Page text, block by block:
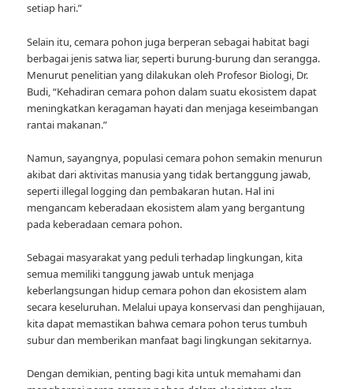
setiap hari.”
Selain itu, cemara pohon juga berperan sebagai habitat bagi
berbagai jenis satwa liar, seperti burung-burung dan serangga.
Menurut penelitian yang dilakukan oleh Profesor Biologi, Dr.
Budi, “Kehadiran cemara pohon dalam suatu ekosistem dapat
meningkatkan keragaman hayati dan menjaga keseimbangan
rantai makanan.”
Namun, sayangnya, populasi cemara pohon semakin menurun
akibat dari aktivitas manusia yang tidak bertanggung jawab,
seperti illegal logging dan pembakaran hutan. Hal ini
mengancam keberadaan ekosistem alam yang bergantung
pada keberadaan cemara pohon.
Sebagai masyarakat yang peduli terhadap lingkungan, kita
semua memiliki tanggung jawab untuk menjaga
keberlangsungan hidup cemara pohon dan ekosistem alam
secara keseluruhan. Melalui upaya konservasi dan penghijauan,
kita dapat memastikan bahwa cemara pohon terus tumbuh
subur dan memberikan manfaat bagi lingkungan sekitarnya.
Dengan demikian, penting bagi kita untuk memahami dan